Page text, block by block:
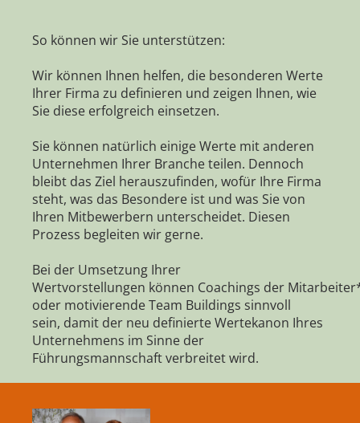
So können wir Sie unterstützen:
Wir können Ihnen helfen, die besonderen Werte
Ihrer Firma zu definieren und zeigen Ihnen, wie
Sie diese erfolgreich einsetzen.
Sie können natürlich einige Werte mit anderen
Unternehmen Ihrer Branche teilen. Dennoch
bleibt das Ziel herauszufinden, wofür Ihre Firma
steht, was das Besondere ist und was Sie von
Ihren Mitbewerbern unterscheidet. Diesen
Prozess begleiten wir gerne.
Bei der Umsetzung Ihrer
Wertvorstellungen können Coachings der
oder motivierende Team Buildings sinnvoll
sein, damit der neu definierte Wertekanon Ihres
Unternehmens im Sinne der
Führungsmannschaft verbreitet wird.